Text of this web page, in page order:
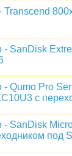
Transcend
- SanDisk
- Qumo Pro
с
- SanDisk
под